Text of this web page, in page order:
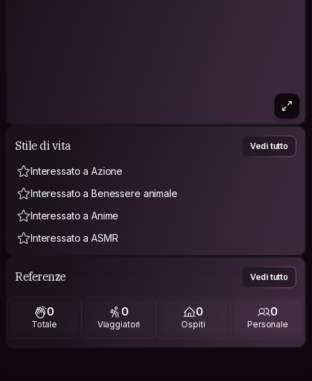
Stile di vita Vedi tutto
Interessato a Azione
Interessato a Benessere animale
Interessato a Anime
Interessato a ASMR
Referenze Vedi tutto
0
Totale
0
Viaggiatori
0
Ospiti
0
Personale